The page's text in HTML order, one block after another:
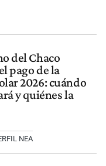
del Chaco
pago de la
2026: cuándo
y quiénes la
NEA